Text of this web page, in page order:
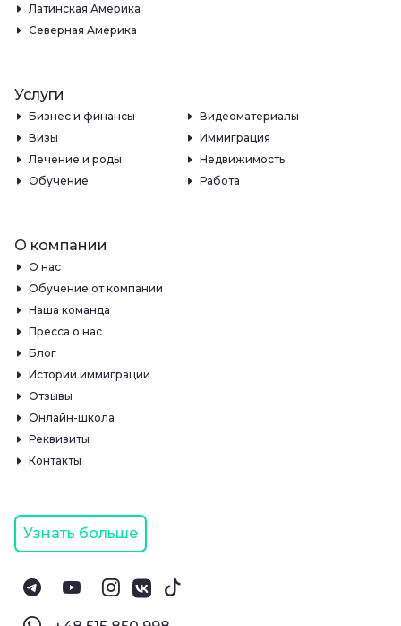
Латинская Америка
Северная Америка
Услуги
Бизнес и финансы
Видеоматериалы
Визы
Иммиграция
Лечение и роды
Недвижимость
Обучение
Работа
О компании
О нас
Обучение от компании
Наша команда
Пресса о нас
Блог
Истории иммиграции
Отзывы
Онлайн-школа
Реквизиты
Контакты
Узнать больше